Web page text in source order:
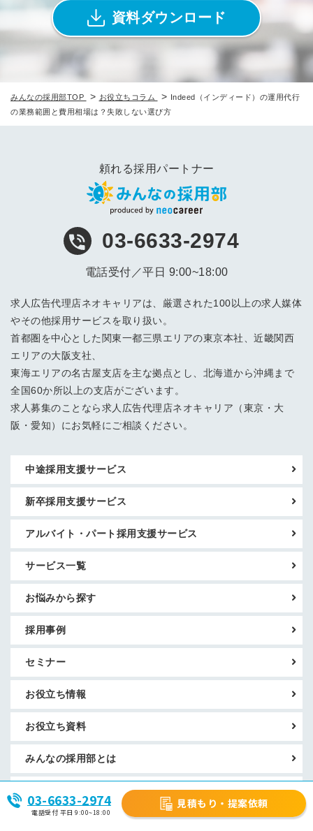
03-6633-2974
電話受付 平日 9:00~18:00
見積もり・提案依頼
資料ダウンロード
みんなの採用部TOP > お役立ちコラム > Indeed（インディード）の運用代行
の業務範囲と費用相場は？失敗しない選び方
頼れる採用パートナー
03-6633-2974
電話受付／平日 9:00~18:00
求人広告代理店ネオキャリアは、厳選された100以上の求人媒体
やその他採用サービスを取り扱い。
首都圏を中心とした関東一都三県エリアの東京本社、近畿関西
エリアの大阪支社、
東海エリアの名古屋支店を主な拠点とし、北海道から沖縄まで
全国60か所以上の支店がございます。
求人募集のことなら求人広告代理店ネオキャリア（東京・大
阪・愛知）にお気軽にご相談ください。
中途採用支援サービス
新卒採用支援サービス
アルバイト・パート採用支援サービス
サービス一覧
お悩みから探す
採用事例
セミナー
お役立ち情報
お役立ち資料
みんなの採用部とは